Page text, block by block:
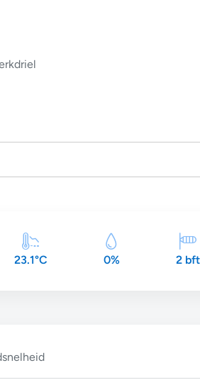
23.1°C 0% 2 bft